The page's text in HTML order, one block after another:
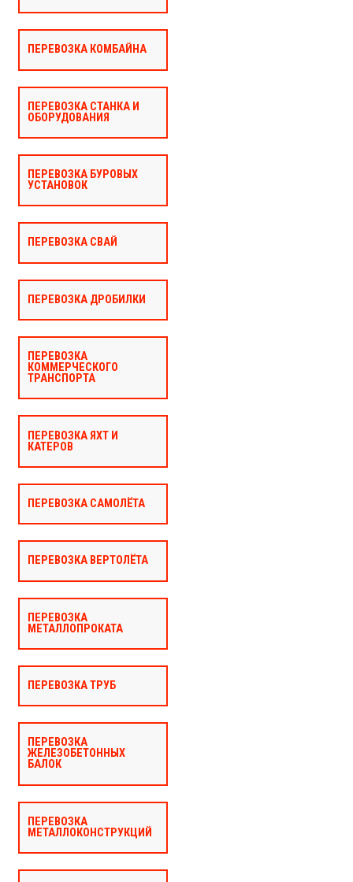
ПЕРЕВОЗКА КОМБАЙНА
ПЕРЕВОЗКА СТАНКА И
ОБОРУДОВАНИЯ
ПЕРЕВОЗКА БУРОВЫХ
УСТАНОВОК
ПЕРЕВОЗКА СВАЙ
ПЕРЕВОЗКА ДРОБИЛКИ
ПЕРЕВОЗКА
КОММЕРЧЕСКОГО
ТРАНСПОРТА
ПЕРЕВОЗКА ЯХТ И
КАТЕРОВ
ПЕРЕВОЗКА САМОЛЁТА
ПЕРЕВОЗКА ВЕРТОЛЁТА
ПЕРЕВОЗКА
МЕТАЛЛОПРОКАТА
ПЕРЕВОЗКА ТРУБ
ПЕРЕВОЗКА
ЖЕЛЕЗОБЕТОННЫХ
БАЛОК
ПЕРЕВОЗКА
МЕТАЛЛОКОНСТРУКЦИЙ